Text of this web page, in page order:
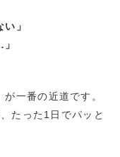
」
一番の近道です。
たった1日でパッと